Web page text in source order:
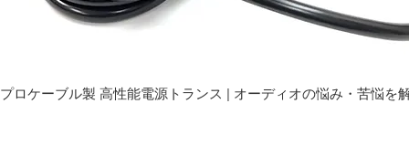
プロケーブル製 高性能電源トランス | オーディオの悩み・苦悩を